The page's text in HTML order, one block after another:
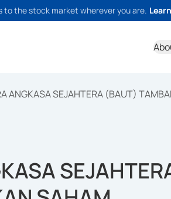
the stock market wherever you are.
ANGKASA SEJAHTERA (BAUT)